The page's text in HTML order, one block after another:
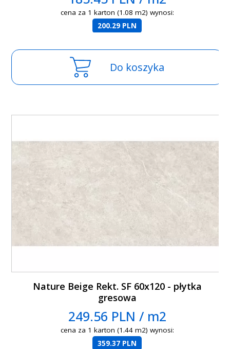
cena za 1 karton (1.08 m2) wynosi:
200.29 PLN
Do koszyka
Nature Beige Rekt. SF 60x120 - płytka
gresowa
249.56 PLN / m2
cena za 1 karton (1.44 m2) wynosi:
359.37 PLN